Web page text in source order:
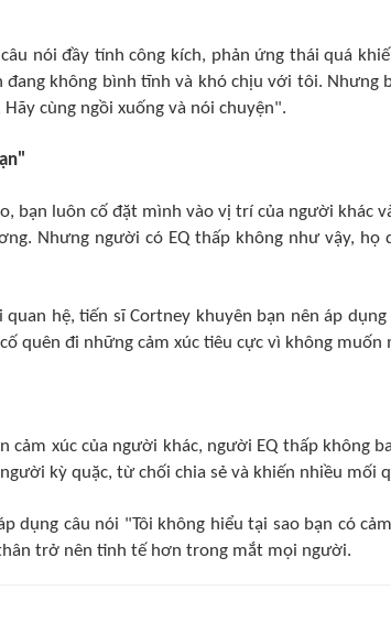
nói đầy tính công kích, phản ứng thái quá
đang không bình tĩnh và khó chịu với tôi. Nhưng
cùng ngồi xuống và nói chuyện".
bạn luôn cố đặt mình vào vị trí của người khác
Nhưng người có EQ thấp không như vậy,
hệ, tiến sĩ Cortney khuyên bạn nên áp
quên đi những cảm xúc tiêu cực vì không muốn
cảm xúc của người khác, người EQ thấp không
kỳ quặc, từ chối chia sẻ và khiến nhiều mối
dụng câu nói "Tôi không hiểu tại sao bạn có
trở nên tinh tế hơn trong mắt mọi người.